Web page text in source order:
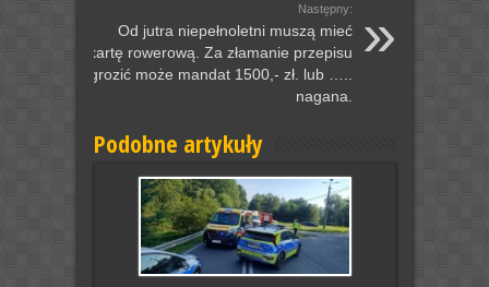
Następny:
Od jutra niepełnoletni muszą mieć
kartę rowerową. Za złamanie przepisu
grozić może mandat 1500,- zł. lub …..
nagana.
Podobne artykuły